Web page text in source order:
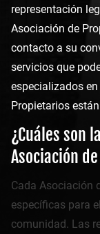
representación
Asociación de
contacto a su
servicios que
especializados
Propietarios
¿Cuáles son
Asociación
Cada Asociación
específicas para
comunidad. Las